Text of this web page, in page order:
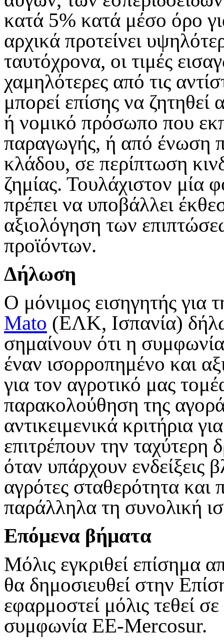
κατά 5% κατά μέσο όρο
αρχικά προτείνει
ταυτόχρονα, οι τιμές
χαμηλότερες από τις
μπορεί επίσης να
ή νομικό πρόσωπο που
παραγωγής, ή από ένωση
κλάδου, σε περίπτωση
ζημίας. Τουλάχιστον μία
πρέπει να υποβάλλει
αξιολόγηση των
προϊόντων.
Δήλωση
Ο μόνιμος εισηγητής
Mato (ΕΛΚ, Ισπανία)
σημαίνουν ότι η
έναν ισορροπημένο και
για τον αγροτικό μας
παρακολούθηση της
αντικειμενικά κριτήρια
επιτρέπουν την ταχύτερη
όταν υπάρχουν
αγρότες σταθερότητα και
παράλληλα τη συνολική
Επόμενα βήματα
Μόλις εγκριθεί επίσημα
θα δημοσιευθεί στην
εφαρμοστεί μόλις τεθεί
συμφωνία ΕΕ-Mercosur.